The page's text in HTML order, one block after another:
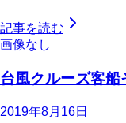
記事を読む
画像なし
台風クルーズ客船
2019年8月16日